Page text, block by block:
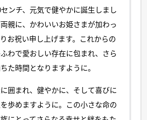
ンチ、元気で健やかに誕生しまし
親に、かわいいお姫さまが加わっ
お祝い申し上げます。これからの
わで愛おしい存在に包まれ、さら
た時間となりますように。
囲まれ、健やかに、そして喜びに
歩めますように。この小さな命の